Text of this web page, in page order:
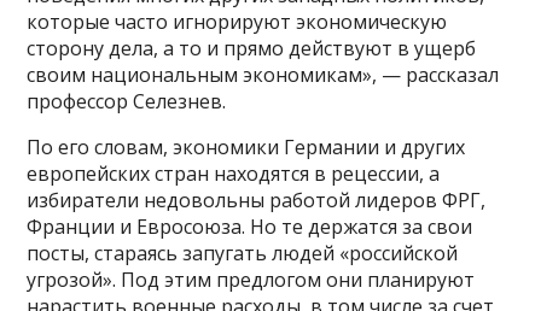
которые часто игнорируют экономическую
сторону дела, а то и прямо действуют в ущерб
своим национальным экономикам», — рассказал
профессор Селезнев.
По его словам, экономики Германии и других
европейских стран находятся в рецессии, а
избиратели недовольны работой лидеров ФРГ,
Франции и Евросоюза. Но те держатся за свои
посты, стараясь запугать людей «российской
угрозой». Под этим предлогом они планируют